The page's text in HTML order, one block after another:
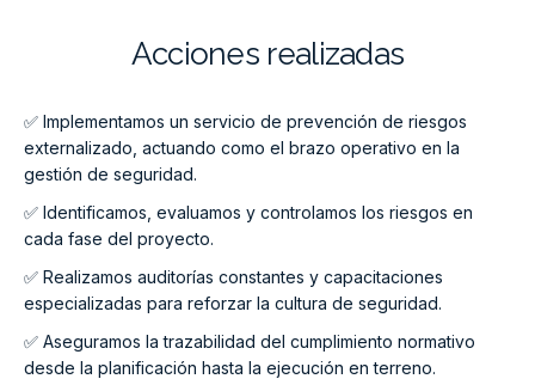
Acciones realizadas
✅ Implementamos un servicio de prevención de riesgos
externalizado, actuando como el brazo operativo en la
gestión de seguridad.
✅ Identificamos, evaluamos y controlamos los riesgos en
cada fase del proyecto.
✅ Realizamos auditorías constantes y capacitaciones
especializadas para reforzar la cultura de seguridad.
✅ Aseguramos la trazabilidad del cumplimiento normativo
desde la planificación hasta la ejecución en terreno.